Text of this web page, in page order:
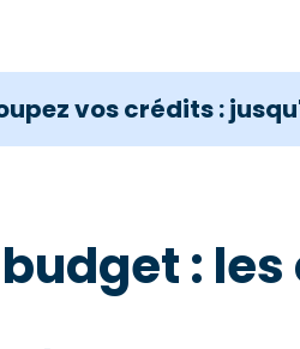
vos crédits :
: